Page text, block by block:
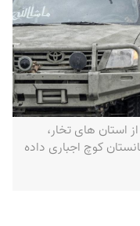
استان های تخار،
کوچ اجباری داده